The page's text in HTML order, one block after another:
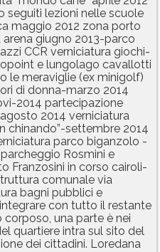
seguiti lezioni nelle scuole
maggio 2012 zona porto
giugno 2013-parco
CCR verniciatura giochi-
e lungolago cavallotti
le meraviglie (ex minigolf)
di donna-marzo 2014
2014 partecipazione
2014 verniciatura
chinando”-settembre 2014
parco biganzolo -
Rosmini e
Franzosini in corso cairoli-
comunale via
bagni pubblici e
con tutto il restante
una parte è nei
quartiere intra sul sito del
dei cittadini. Loredana